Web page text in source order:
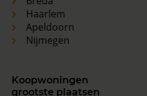
Haarlem
Apeldoorn
Nijmegen
Koopwoningen
grootste plaatsen